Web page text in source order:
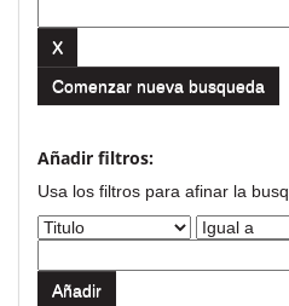
Comenzar nueva busqueda
Añadir filtros:
Usa los filtros para afinar la